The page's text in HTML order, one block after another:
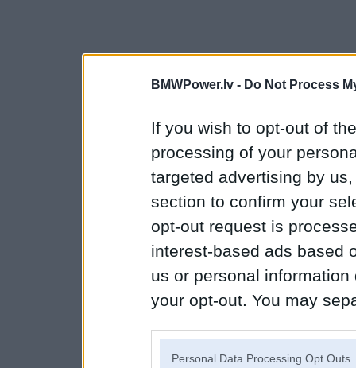
BMWPower.lv - Do Not Process
If you wish to opt-out of
processing of your
targeted advertising by
section to confirm your
opt-out request is
interest-based ads based
us or personal
your opt-out. You may
Personal Data Processing Opt Outs